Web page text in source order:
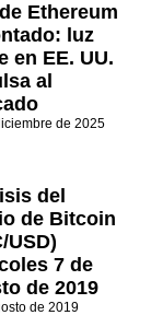
Ethereum
luz
en EE. UU.
al
de 2025
del
de Bitcoin
USD)
7 de
de 2019
de 2019